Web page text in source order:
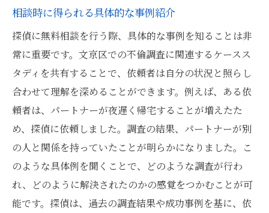
相談時に得られる具体的な事例紹介
探偵に無料相談を行う際、具体的な事例を知ることは非
常に重要です。文京区での不倫調査に関連するケースス
タディを共有することで、依頼者は自分の状況と照らし
合わせて理解を深めることができます。例えば、ある依
頼者は、パートナーが夜遅く帰宅することが増えたた
め、探偵に依頼しました。調査の結果、パートナーが別
の人と関係を持っていたことが明らかになりました。こ
のような具体例を聞くことで、どのような調査が行わ
れ、どのように解決されたのかの感覚をつかむことが可
能です。探偵は、過去の調査結果や成功事例を基に、依